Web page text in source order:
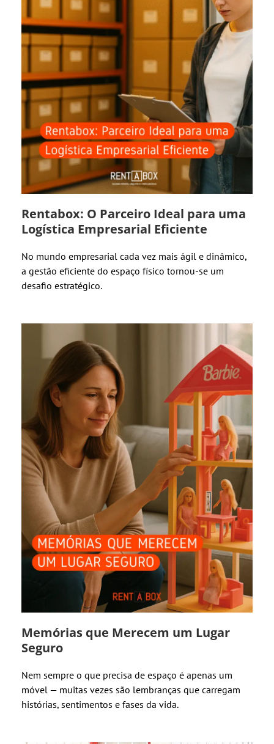
Rentabox: O Parceiro Ideal para uma
Logística Empresarial Eficiente
No mundo empresarial cada vez mais ágil e dinâmico,
a gestão eficiente do espaço físico tornou-se um
desafio estratégico.
Memórias que Merecem um Lugar
Seguro
Nem sempre o que precisa de espaço é apenas um
móvel — muitas vezes são lembranças que carregam
histórias, sentimentos e fases da vida.